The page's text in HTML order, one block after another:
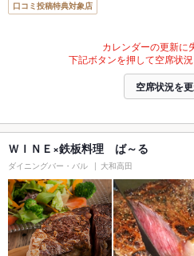
口コミ投稿特典対象店
カレンダーの更新に
下記ボタンを押して空席状況
空席状況を
ＷＩＮＥ×鉄板料理 ば～る
ダイニングバー・バル 大和高田